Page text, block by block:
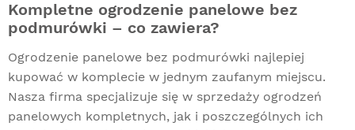
Kompletne ogrodzenie panelowe bez
podmurówki – co zawiera?
Ogrodzenie panelowe bez podmurówki najlepiej
kupować w komplecie w jednym zaufanym miejscu.
Nasza firma specjalizuje się w sprzedaży ogrodzeń
panelowych kompletnych, jak i poszczególnych ich